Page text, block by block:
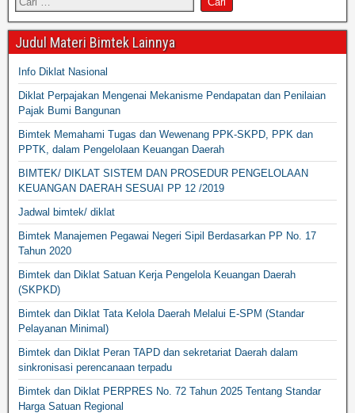
Judul Materi Bimtek Lainnya
Info Diklat Nasional
Diklat Perpajakan Mengenai Mekanisme Pendapatan dan Penilaian
Pajak Bumi Bangunan
Bimtek Memahami Tugas dan Wewenang PPK-SKPD, PPK dan
PPTK, dalam Pengelolaan Keuangan Daerah
BIMTEK/ DIKLAT SISTEM DAN PROSEDUR PENGELOLAAN
KEUANGAN DAERAH SESUAI PP 12 /2019
Jadwal bimtek/ diklat
Bimtek Manajemen Pegawai Negeri Sipil Berdasarkan PP No. 17
Tahun 2020
Bimtek dan Diklat Satuan Kerja Pengelola Keuangan Daerah
(SKPKD)
Bimtek dan Diklat Tata Kelola Daerah Melalui E-SPM (Standar
Pelayanan Minimal)
Bimtek dan Diklat Peran TAPD dan sekretariat Daerah dalam
sinkronisasi perencanaan terpadu
Bimtek dan Diklat PERPRES No. 72 Tahun 2025 Tentang Standar
Harga Satuan Regional